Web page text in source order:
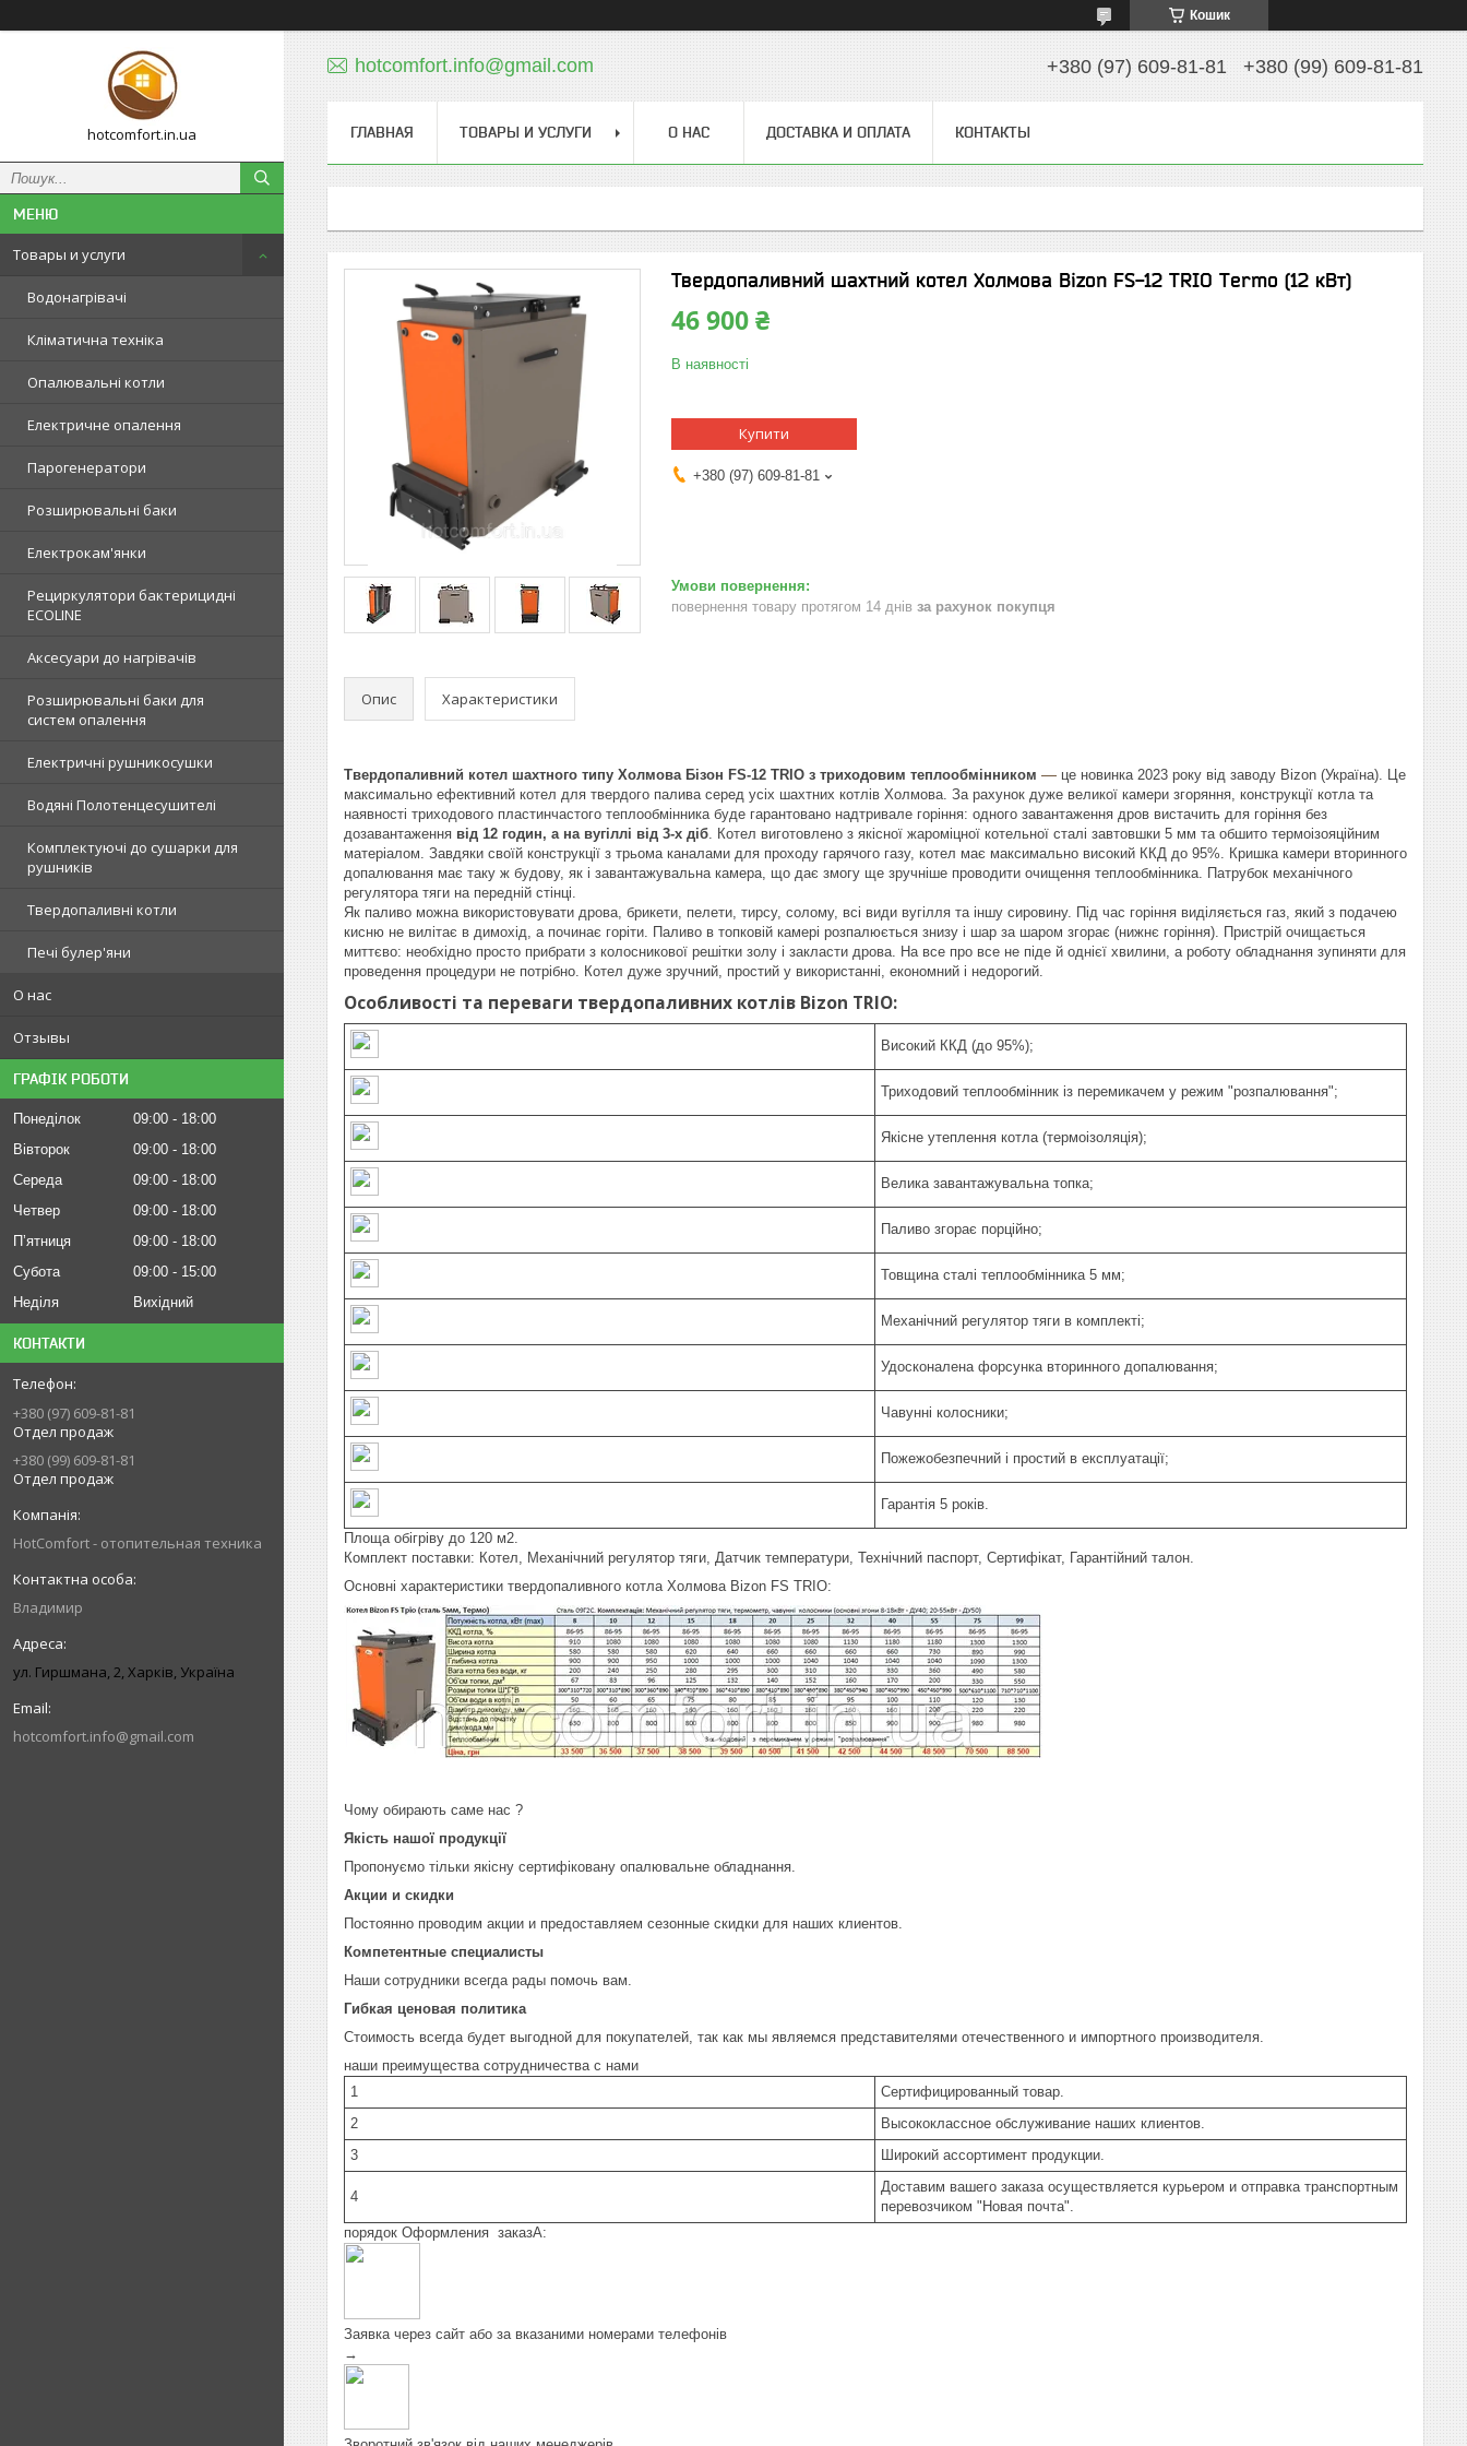
Кошик
hotcomfort.in.ua
Товары и услуги
Водонагрівачі
Кліматична техніка
Опалювальні котли
Електричне опалення
Парогенератори
Розширювальні баки
Електрокам'янки
Рециркулятори бактерицидні
ECOLINE
Аксесуари до нагрівачів
Розширювальні баки для
систем опалення
Електричні рушникосушки
Водяні Полотенцесушителі
Комплектуючі до сушарки для
рушників
Твердопаливні котли
Печі булер'яни
О нас
Отзывы
ГРАФІК РОБОТИ
Понеділок 09:00
18:00
Вівторок
09:00
18:00
Середа
09:00
18:00
Четвер
09:00
18:00
Пʼятниця
09:00
18:00
Субота
09:00
15:00
Неділя
Вихідний
КОНТАКТИ
+380 (97) 609-81-81
Отдел продаж
+380 (99) 609-81-81
Отдел продаж
HotComfort - отопительная техника
Владимир
ул. Гиршмана, 2, Харків, Україна
hotcomfort.info@gmail.com
hotcomfort.info@gmail.com +380 (97) 609-81-81 +380 (99) 609-81-81
ГЛАВНАЯ ТОВАРЫ И УСЛУГИ О НАС ДОСТАВКА И ОПЛАТА КОНТАКТЫ
Твердопаливний шахтний котел Холмова Bizon FS-12 TRIO Termo (12 кВт)
46 900 ₴
В наявності
Купити
+380 (97) 609-81-81
повернення товару протягом 14 днів за рахунок покупця
Опис Характеристики
Твердопаливний котел шахтного типу Холмова Бізон FS-12 TRIO з триходовим теплообмінником — це новинка 2023 року від заводу Bizon (Україна). Це
максимально ефективний котел для твердого палива серед усіх шахтних котлів Холмова. За рахунок дуже великої камери згоряння, конструкції котла та
наявності триходового пластинчастого теплообмінника буде гарантовано надтривале горіння: одного завантаження дров вистачить для горіння без
дозавантаження від 12 годин, а на вугіллі від 3-х діб. Котел виготовлено з якісної жароміцної котельної сталі завтовшки 5 мм та обшито термоізояційним
матеріалом. Завдяки своїй конструкції з трьома каналами для проходу гарячого газу, котел має максимально високий ККД до 95%. Кришка камери вторинного
допалювання має таку ж будову, як і завантажувальна камера, що дає змогу ще зручніше проводити очищення теплообмінника. Патрубок механічного
регулятора тяги на передній стінці.
Як паливо можна використовувати дрова, брикети, пелети, тирсу, солому, всі види вугілля та іншу сировину. Під час горіння виділяється газ, який з подачею
кисню не вилітає в димохід, а починає горіти. Паливо в топковій камері розпалюється знизу і шар за шаром згорає (нижнє горіння). Пристрій очищається
миттєво: необхідно просто прибрати з колосникової решітки золу і закласти дрова. На все про все не піде й однієї хвилини, а роботу обладнання зупиняти для
проведення процедури не потрібно. Котел дуже зручний, простий у використанні, економний і недорогий.
Особливості та переваги твердопаливних котлів Bizon TRIO:
Високий ККД (до 95%);
Триходовий теплообмінник із перемикачем у режим "розпалювання";
Якісне утеплення котла (термоізоляція);
Велика завантажувальна топка;
Паливо згорає порційно;
Товщина сталі теплообмінника 5 мм;
Механічний регулятор тяги в комплекті;
Удосконалена форсунка вторинного допалювання;
Чавунні колосники;
Пожежобезпечний і простий в експлуатації;
Гарантія 5 років.
Площа обігріву до 120 м2.
Комплект поставки: Котел, Механічний регулятор тяги, Датчик температури, Технічний паспорт, Сертифікат, Гарантійний талон.
Основні характеристики твердопаливного котла Холмова Bizon FS TRIO:
Чому обирають саме нас ?
Якість нашої продукції
Пропонуємо тільки якісну сертифіковану опалювальне обладнання.
Акции и скидки
Постоянно проводим акции и предоставляем сезонные скидки для наших клиентов.
Компетентные специалисты
Наши сотрудники всегда рады помочь вам.
Гибкая ценовая политика
Стоимость всегда будет выгодной для покупателей, так как мы являемся представителями отечественного и импортного производителя.
наши преимущества сотрудничества с нами
1
Сертифицированный товар.
2
Высококлассное обслуживание наших клиентов.
3
Широкий ассортимент продукции.
4
Доставим вашего заказа осуществляется курьером и отправка транспортным
перевозчиком "Новая почта".
порядок Оформления заказА:
Заявка через сайт або за вказаними номерами телефонів
→